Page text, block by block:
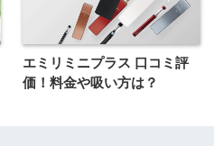
エミリミニプラス 口コミ評
価！料金や吸い方は？